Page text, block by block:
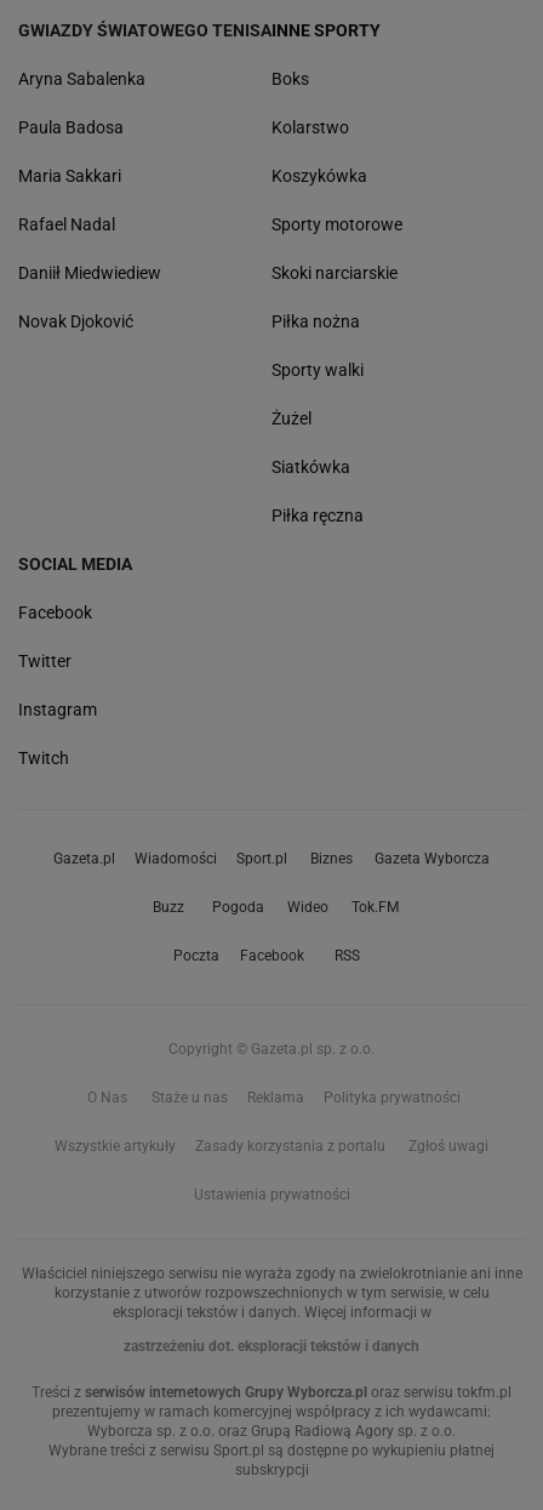
GWIAZDY ŚWIATOWEGO TENISA
Aryna Sabalenka
Paula Badosa
Maria Sakkari
Rafael Nadal
Daniił Miedwiediew
Novak Djoković
INNE SPORTY
Boks
Kolarstwo
Koszykówka
Sporty motorowe
Skoki narciarskie
Piłka nożna
Sporty walki
Żużel
Siatkówka
Piłka ręczna
SOCIAL MEDIA
Facebook
Twitter
Instagram
Twitch
Gazeta.pl Wiadomości Sport.pl Biznes Gazeta Wyborcza
Buzz Pogoda Wideo Tok.FM
Poczta Facebook RSS
Copyright © Gazeta.pl sp. z o.o.
O Nas Staże u nas Reklama Polityka prywatności
Wszystkie artykuły Zasady korzystania z portalu Zgłoś uwagi
Ustawienia prywatności
Właściciel niniejszego serwisu nie wyraża zgody na zwielokrotnianie ani inne
korzystanie z utworów rozpowszechnionych w tym serwisie, w celu
eksploracji tekstów i danych. Więcej informacji w
zastrzeżeniu dot. eksploracji tekstów i danych
Treści z serwisów internetowych Grupy Wyborcza.pl oraz serwisu tokfm.pl
prezentujemy w ramach komercyjnej współpracy z ich wydawcami:
Wyborcza sp. z o.o. oraz Grupą Radiową Agory sp. z o.o.
Wybrane treści z serwisu Sport.pl są dostępne po wykupieniu płatnej
subskrypcji